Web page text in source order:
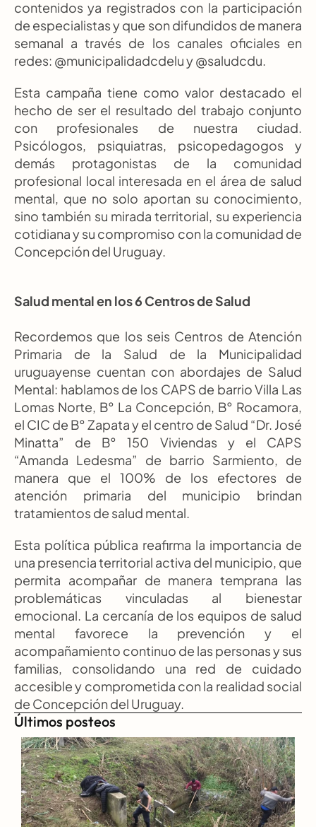
contenidos ya registrados con la participación
de especialistas y que son difundidos de manera
semanal a través de los canales oficiales en
redes: @municipalidadcdelu y @saludcdu.
Esta campaña tiene como valor destacado el
hecho de ser el resultado del trabajo conjunto
con profesionales de nuestra ciudad.
Psicólogos, psiquiatras, psicopedagogos y
demás protagonistas de la comunidad
profesional local interesada en el área de salud
mental, que no solo aportan su conocimiento,
sino también su mirada territorial, su experiencia
cotidiana y su compromiso con la comunidad de
Concepción del Uruguay.
Salud mental en los 6 Centros de Salud
Recordemos que los seis Centros de Atención
Primaria de la Salud de la Municipalidad
uruguayense cuentan con abordajes de Salud
Mental: hablamos de los CAPS de barrio Villa Las
Lomas Norte, B° La Concepción, B° Rocamora,
el CIC de B° Zapata y el centro de Salud “Dr. José
Minatta” de B° 150 Viviendas y el CAPS
“Amanda Ledesma” de barrio Sarmiento, de
manera que el 100% de los efectores de
atención primaria del municipio brindan
tratamientos de salud mental.
Esta política pública reafirma la importancia de
una presencia territorial activa del municipio, que
permita acompañar de manera temprana las
problemáticas vinculadas al bienestar
emocional. La cercanía de los equipos de salud
mental favorece la prevención y el
acompañamiento continuo de las personas y sus
familias, consolidando una red de cuidado
accesible y comprometida con la realidad social
de Concepción del Uruguay.
Últimos posteos